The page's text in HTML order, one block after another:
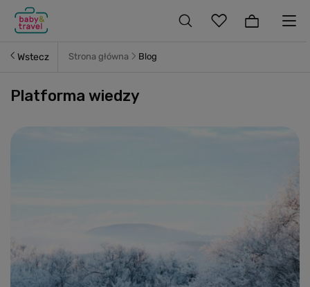
Wstecz Strona główna Blog
Platforma wiedzy